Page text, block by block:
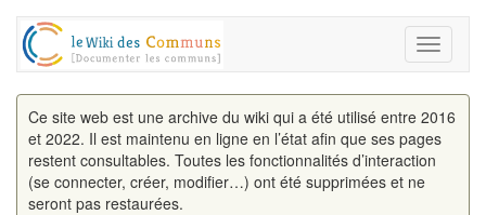
Toggle
Ce site web est une archive du wiki qui a été utilisé entre 2016
et 2022. Il est maintenu en ligne en l’état afin que ses pages
restent consultables. Toutes les fonctionnalités d’interaction
(se connecter, créer, modifier…) ont été supprimées et ne
seront pas restaurées.